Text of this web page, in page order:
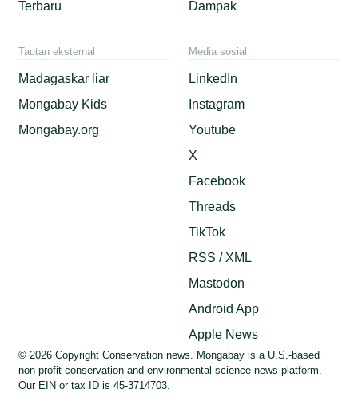
Terbaru
Dampak
Tautan eksternal
Madagaskar liar
Mongabay Kids
Mongabay.org
Media sosial
LinkedIn
Instagram
Youtube
X
Facebook
Threads
TikTok
RSS / XML
Mastodon
Android App
Apple News
© 2026 Copyright Conservation news. Mongabay is a U.S.-based
non-profit conservation and environmental science news platform.
Our EIN or tax ID is 45-3714703.